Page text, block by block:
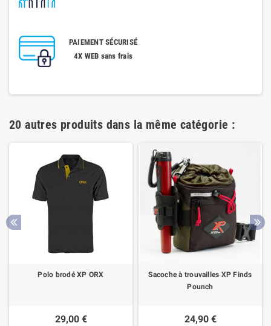
PAIEMENT SÉCURISÉ
4X WEB sans frais
20 autres produits dans la même catégorie :
Polo brodé XP ORX
29,00 €
Sacoche à trouvailles XP Finds
Pounch
24,90 €